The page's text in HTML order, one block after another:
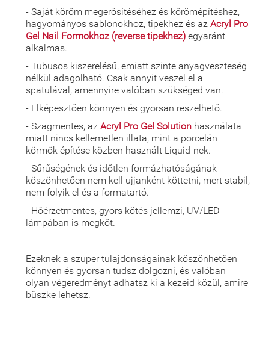
- Saját köröm megerősítéséhez és körömépítéshez,
hagyományos sablonokhoz, tipekhez és az Acryl Pro
Gel Nail Formokhoz (reverse tipekhez) egyaránt
alkalmas.
- Tubusos kiszerelésű, emiatt szinte anyagveszteség
nélkül adagolható. Csak annyit veszel el a
spatulával, amennyire valóban szükséged van.
- Elképesztően könnyen és gyorsan reszelhető.
- Szagmentes, az Acryl Pro Gel Solution használata
miatt nincs kellemetlen illata, mint a porcelán
körmök építése közben használt Liquid-nek.
- Sűrűségének és időtlen formázhatóságának
köszönhetően nem kell ujjanként köttetni, mert stabil,
nem folyik el és a formatartó.
- Hőérzetmentes, gyors kötés jellemzi, UV/LED
lámpában is megköt.
Ezeknek a szuper tulajdonságainak köszönhetően
könnyen és gyorsan tudsz dolgozni, és valóban
olyan végeredményt adhatsz ki a kezeid közül, amire
büszke lehetsz.